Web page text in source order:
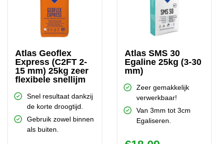
Atlas Geoflex
Express (C2FT 2-
15 mm) 25kg zeer
flexibele snellijm
Snel resultaat dankzij
de korte droogtijd.
Gebruik zowel binnen
als buiten.
Atlas SMS 30
Egaline 25kg (3-30
mm)
Zeer gemakkelijk
verwerkbaar!
Van 3mm tot 3cm
Egaliseren.